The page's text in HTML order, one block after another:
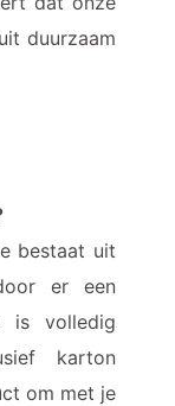
duurzaam
bestaat uit
er een
is volledig
karton
om met je